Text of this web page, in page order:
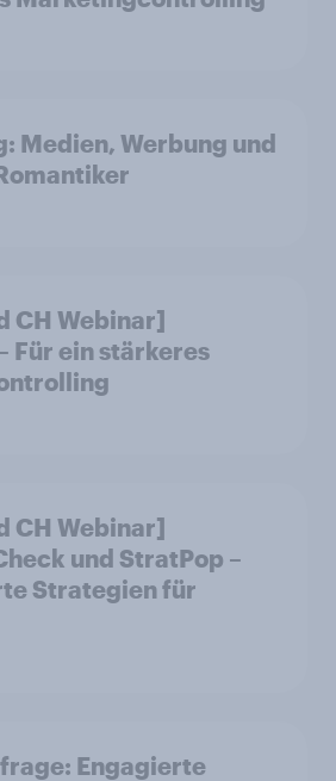
Medien, Werbung und
CH Webinar]
Für ein stärkeres
CH Webinar]
und StratPop –
Strategien für
Engagierte